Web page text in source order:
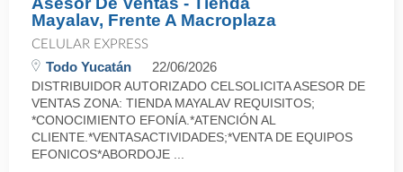
Mayalav, Frente A Macroplaza
CELULAR EXPRESS
Todo Yucatán 22/06/2026
DISTRIBUIDOR AUTORIZADO CELSOLICITA ASESOR DE
VENTAS ZONA: TIENDA MAYALAV REQUISITOS;
*CONOCIMIENTO EFONÍA.*ATENCIÓN AL
CLIENTE.*VENTASACTIVIDADES;*VENTA DE EQUIPOS
EFONICOS*ABORDOJE ...